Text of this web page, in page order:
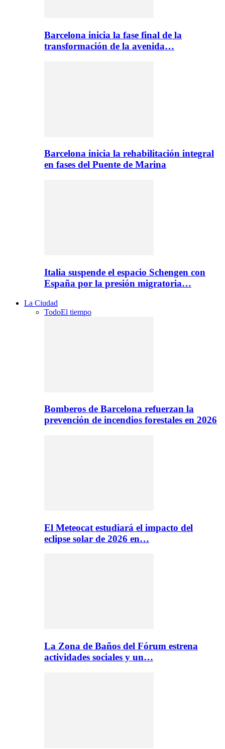
Barcelona inicia la fase final de la
transformación de la avenida…
Barcelona inicia la rehabilitación integral
en fases del Puente de Marina
Italia suspende el espacio Schengen con
España por la presión migratoria…
La Ciudad
TodoEl tiempo
Bomberos de Barcelona refuerzan la
prevención de incendios forestales en 2026
El Meteocat estudiará el impacto del
eclipse solar de 2026 en…
La Zona de Baños del Fórum estrena
actividades sociales y un…